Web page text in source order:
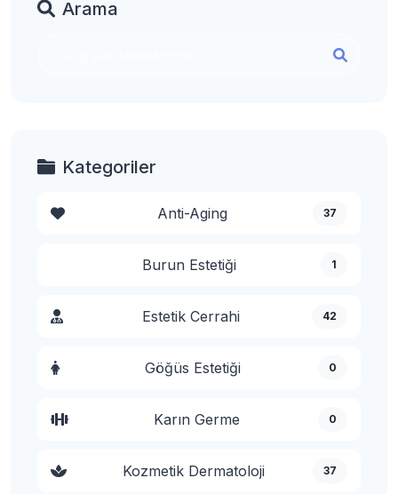
Arama
Kategoriler
Anti-Aging 37
Burun Estetiği 1
Estetik Cerrahi 42
Göğüs Estetiği 0
Karın Germe 0
Kozmetik Dermatoloji 37